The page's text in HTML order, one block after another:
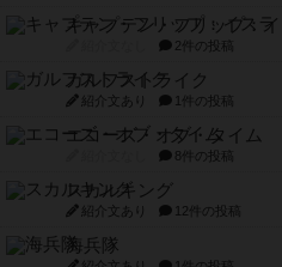
キャプテン・フリップ：
2件の投稿
ガルフストライク
紹介文あり 1件の投稿
エコーズ・オブ・タイム
8件の投稿
スカルキング
紹介文あり 12件の投稿
海兵隊